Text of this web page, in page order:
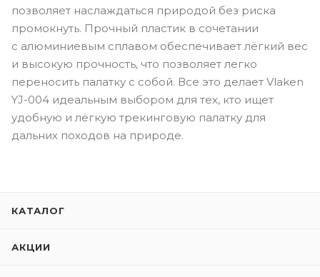
позволяет наслаждаться природой без риска
промокнуть. Прочный пластик в сочетании
с алюминиевым сплавом обеспечивает лёгкий вес
и высокую прочность, что позволяет легко
переносить палатку с собой. Все это делает Vlaken
YJ-004 идеальным выбором для тех, кто ищет
удобную и лёгкую трекинговую палатку для
дальних походов на природе.
КАТАЛОГ
АКЦИИ